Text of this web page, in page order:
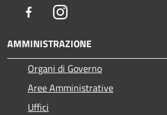
FacebookInstagram
AMMINISTRAZIONE
Organi di Governo
Aree Amministrative
Uffici